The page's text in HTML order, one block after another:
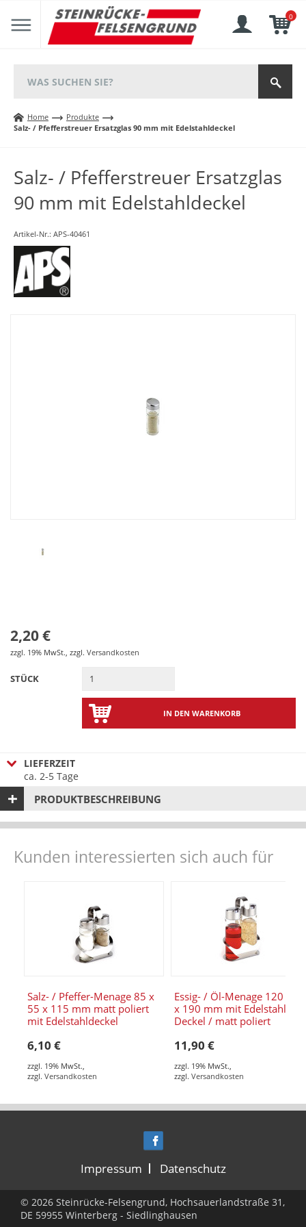
0
Home
Produkte
Salz- / Pfefferstreuer Ersatzglas 90 mm mit Edelstahldeckel
Salz- / Pfefferstreuer Ersatzglas
90 mm mit Edelstahldeckel
Artikel-Nr.: APS-40461
2,20 €
zzgl. 19% MwSt., zzgl. Versandkosten
STÜCK
IN DEN WARENKORB
LIEFERZEIT
ca. 2-5 Tage
PRODUKTBESCHREIBUNG
Kunden interessierten sich auch für
Salz- / Pfeffer-Menage 85 x
55 x 115 mm matt poliert
mit Edelstahldeckel
6,10 €
zzgl. 19% MwSt.
zzgl. Versandkosten
Essig- / Öl-Menage 120 x 80
x 190 mm mit Edelstahl-
Deckel / matt poliert
11,90 €
zzgl. 19% MwSt.
zzgl. Versandkosten
Impressum Datenschutz
© 2026 Steinrücke-Felsengrund, Hochsauerlandstraße 31,
DE 59955 Winterberg - Siedlinghausen